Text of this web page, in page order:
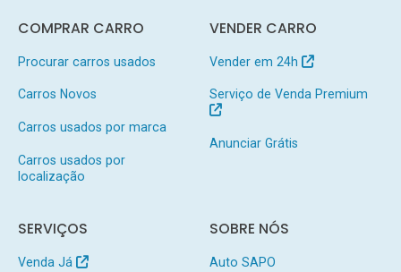
COMPRAR CARRO
Procurar carros usados
Carros Novos
Carros usados por marca
Carros usados por
localização
VENDER CARRO
Vender em 24h
Serviço de Venda Premium
Anunciar Grátis
SERVIÇOS
Venda Já
SOBRE NÓS
Auto SAPO